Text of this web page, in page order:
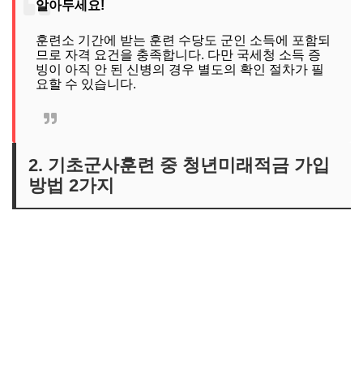
알아두세요!
훈련소 기간에 받는 훈련 수당도 군인 소득에 포함되
므로 자격 요건을 충족합니다. 다만 국세청 소득 증
빙이 아직 안 된 신병의 경우 별도의 확인 절차가 필
요할 수 있습니다.
2. 기초군사훈련 중 청년미래적금 가입
방법 2가지